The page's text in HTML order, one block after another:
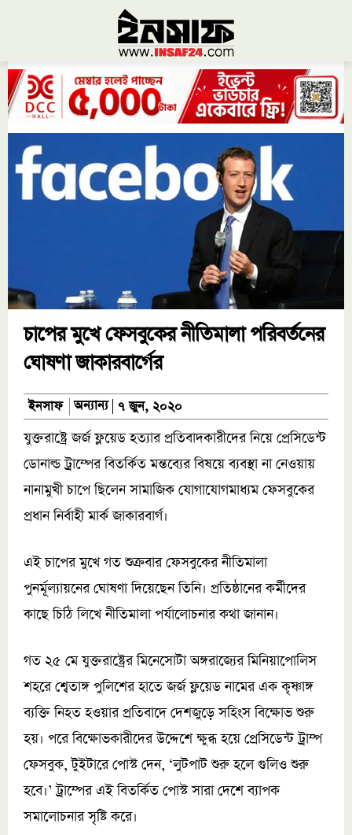
চাপের মুখে ফেসবুকের নীতিমালা পরিবর্তনের
ঘোষণা জাকারবার্গের
ইনসাফ অন্যান্য ৭ জুন, ২০২০
যুক্তরাষ্ট্রে জর্জ ফ্লয়েড হত্যার প্রতিবাদকারীদের নিয়ে প্রেসিডেন্ট
ডোনাল্ড ট্রাম্পের বিতর্কিত মন্তব্যের বিষয়ে ব্যবস্থা না নেওয়ায়
নানামুখী চাপে ছিলেন সামাজিক যোগাযোগমাধ্যম ফেসবুকের
প্রধান নির্বাহী মার্ক জাকারবার্গ।
এই চাপের মুখে গত শুক্রবার ফেসবুকের নীতিমালা
পুনর্মূল্যায়নের ঘোষণা দিয়েছেন তিনি। প্রতিষ্ঠানের কর্মীদের
কাছে চিঠি লিখে নীতিমালা পর্যালোচনার কথা জানান।
গত ২৫ মে যুক্তরাষ্ট্রের মিনেসোটা অঙ্গরাজ্যের মিনিয়াপোলিস
শহরে শ্বেতাঙ্গ পুলিশের হাতে জর্জ ফ্লয়েড নামের এক কৃষ্ণাঙ্গ
ব্যক্তি নিহত হওয়ার প্রতিবাদে দেশজুড়ে সহিংস বিক্ষোভ শুরু
হয়। পরে বিক্ষোভকারীদের উদ্দেশে ক্ষুব্ধ হয়ে প্রেসিডেন্ট ট্রাম্প
ফেসবুক, টুইটারে পোস্ট দেন, ‘লুটপাট শুরু হলে গুলিও শুরু
হবে।’ ট্রাম্পের এই বিতর্কিত পোস্ট সারা দেশে ব্যাপক
সমালোচনার সৃষ্টি করে।